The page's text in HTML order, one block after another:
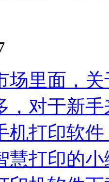
场里面，
，对于新
机打印软
慧打印的